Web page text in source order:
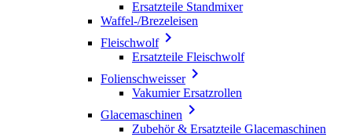
Ersatzteile Standmixer
Waffel-/Brezeleisen
Fleischwolf
Ersatzteile Fleischwolf
Folienschweisser
Vakumier Ersatzrollen
Glacemaschinen 
Zubehör & Ersatzteile Glacemaschinen